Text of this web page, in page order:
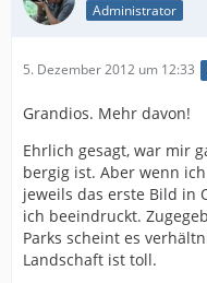
Administrator
5. Dezember 2012 um 12:33
Grandios. Mehr davon!
Ehrlich gesagt, war mir
bergig ist. Aber wenn
jeweils das erste Bild in
ich beeindruckt.
Parks scheint es
Landschaft ist toll.